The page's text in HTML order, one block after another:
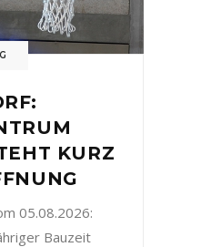
KURZ
05.08.2026:
Bauzeit